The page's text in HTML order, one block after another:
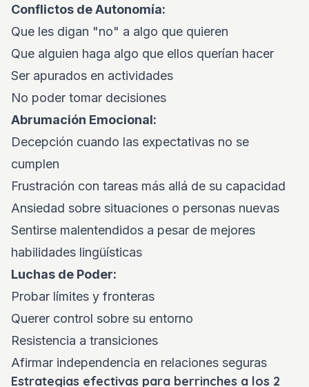
Conflictos de Autonomía:
Que les digan "no" a algo que quieren
Que alguien haga algo que ellos querían hacer
Ser apurados en actividades
No poder tomar decisiones
Abrumación Emocional:
Decepción cuando las expectativas no se
cumplen
Frustración con tareas más allá de su capacidad
Ansiedad sobre situaciones o personas nuevas
Sentirse malentendidos a pesar de mejores
habilidades lingüísticas
Luchas de Poder:
Probar límites y fronteras
Querer control sobre su entorno
Resistencia a transiciones
Afirmar independencia en relaciones seguras
Estrategias efectivas para berrinches a los 2